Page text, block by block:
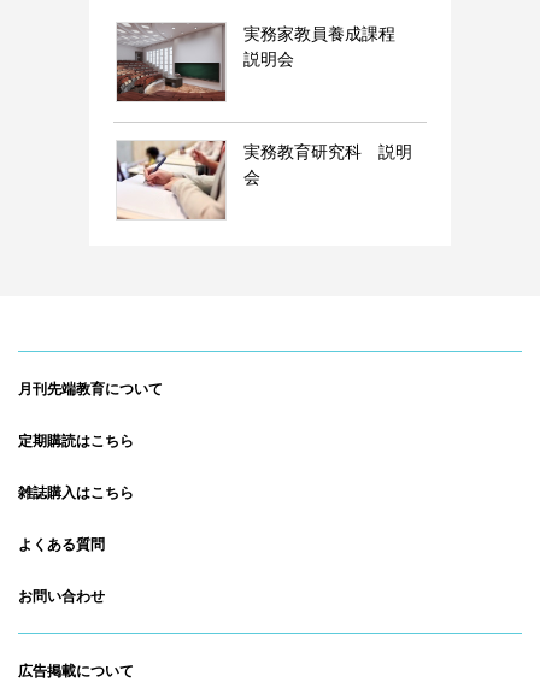
実務家教員養成課程
説明会
実務教育研究科 説明
会
月刊先端教育について
定期購読はこちら
雑誌購入はこちら
よくある質問
お問い合わせ
広告掲載について